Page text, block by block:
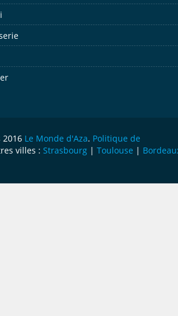
Le Monde d'Aza. Politique de
villes : Strasbourg | Toulouse |